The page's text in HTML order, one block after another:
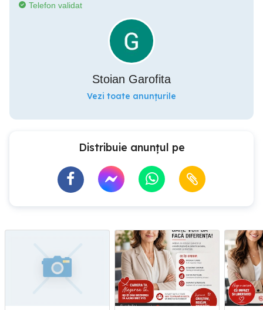
Telefon validat
Stoian Garofita
Vezi toate anunțurile
Distribuie anunțul pe